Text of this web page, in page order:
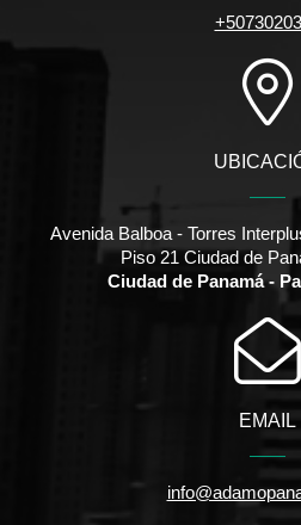
Avenida Balboa - Torres
Piso 21 Ciudad de
Ciudad de Panamá -
EMAIL